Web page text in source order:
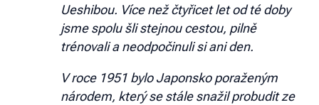
Ueshibou. Více než čtyřicet let od té doby
jsme spolu šli stejnou cestou, pilně
trénovali a neodpočinuli si ani den.
V roce 1951 bylo Japonsko poraženým
národem, který se stále snažil probudit ze